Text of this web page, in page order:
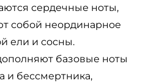
сердечные ноты,
собой неординарное
ели и сосны.
базовые ноты
и бессмертника,